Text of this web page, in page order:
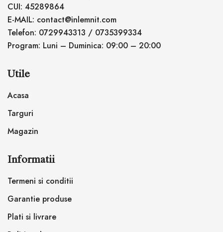
CUI: 45289864
E-MAIL: contact@inlemnit.com
Telefon: 0729943313 / 0735399334
Program: Luni – Duminica: 09:00 – 20:00
Utile
Acasa
Targuri
Magazin
Informatii
Termeni si conditii
Garantie produse
Plati si livrare